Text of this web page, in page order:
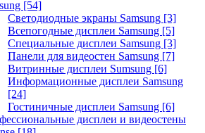
[54]
Светодиодные экраны Samsung [3]
Всепогодные дисплеи Samsung [5]
Специальные дисплеи Samsung [3]
Панели для видеостен Samsung [7]
Витринные дисплеи Sumsung [6]
Информационные дисплеи Samsung
[24]
Гостиничные дисплеи Samsung [6]
дисплеи и видеостены